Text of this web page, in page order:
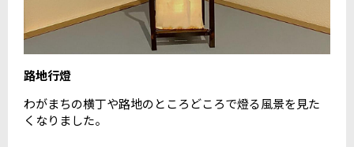
路地行燈
わがまちの横丁や路地のところどころで燈る風景を見た
くなりました。